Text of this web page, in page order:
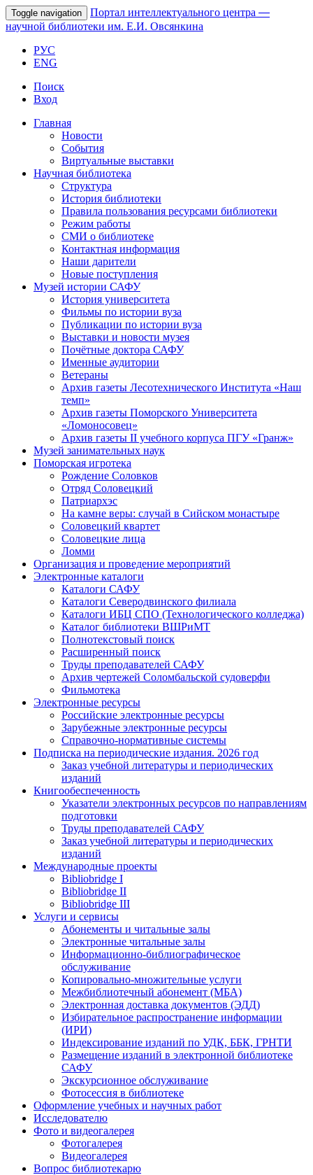
Toggle navigation Портал интеллектуального центра —
научной библиотеки им. Е.И. Овсянкина
РУС
ENG
Поиск
Вход
Главная
Новости
События
Виртуальные выставки
Научная библиотека
Структура
История библиотеки
Правила пользования ресурсами библиотеки
Режим работы
СМИ о библиотеке
Контактная информация
Наши дарители
Новые поступления
Музей истории САФУ
История университета
Фильмы по истории вуза
Публикации по истории вуза
Выставки и новости музея
Почётные доктора САФУ
Именные аудитории
Ветераны
Архив газеты Лесотехнического Института «Наш
темп»
Архив газеты Поморского Университета
«Ломоносовец»
Архив газеты II учебного корпуса ПГУ «Гранж»
Музей занимательных наук
Поморская игротека
Рождение Соловков
Отряд Соловецкий
Патриархэс
На камне веры: случай в Сийском монастыре
Соловецкий квартет
Соловецкие лица
Ломми
Организация и проведение мероприятий
Электронные каталоги
Каталоги САФУ
Каталоги Северодвинского филиала
Каталоги ИБЦ СПО (Технологического колледжа)
Каталог библиотеки ВШРиМТ
Полнотекстовый поиск
Расширенный поиск
Труды преподавателей САФУ
Архив чертежей Соломбальской судоверфи
Фильмотека
Электронные ресурсы
Российские электронные ресурсы
Зарубежные электронные ресурсы
Справочно-нормативные системы
Подписка на периодические издания. 2026 год
Заказ учебной литературы и периодических
изданий
Книгообеспеченность
Указатели электронных ресурсов по направлениям
подготовки
Труды преподавателей САФУ
Заказ учебной литературы и периодических
изданий
Международные проекты
Bibliobridge I
Bibliobridge II
Bibliobridge III
Услуги и сервисы
Абонементы и читальные залы
Электронные читальные залы
Информационно-библиографическое
обслуживание
Копировально-множительные услуги
Межбиблиотечный абонемент (МБА)
Электронная доставка документов (ЭДД)
Избирательное распространение информации
(ИРИ)
Индексирование изданий по УДК, ББК, ГРНТИ
Размещение изданий в электронной библиотеке
САФУ
Экскурсионное обслуживание
Фотосессия в библиотеке
Оформление учебных и научных работ
Исследователю
Фото и видеогалерея
Фотогалерея
Видеогалерея
Вопрос библиотекарю